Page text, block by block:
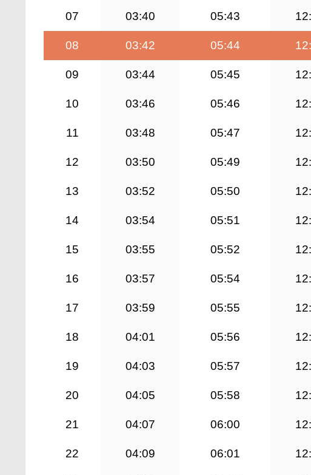
07 03:40 05:43
08 03:42 05:44
09 03:44 05:45
10 03:46 05:46
11 03:48 05:47
12 03:50 05:49
13 03:52 05:50
14 03:54 05:51
15 03:55 05:52
16 03:57 05:54
17 03:59 05:55
18 04:01 05:56
19 04:03 05:57
20 04:05 05:58
21 04:07 06:00
22 04:09 06:01